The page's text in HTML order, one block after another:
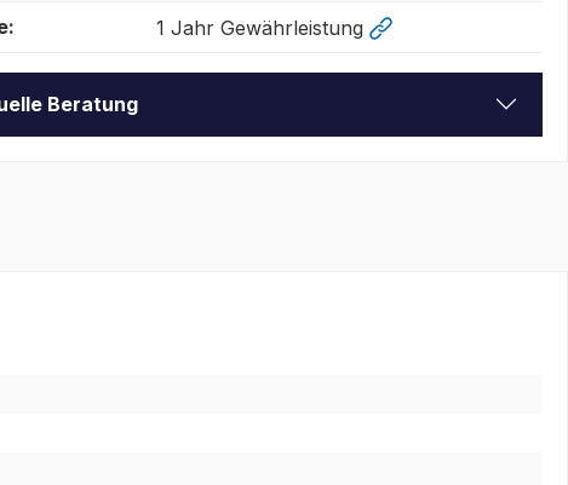
1 Jahr Gewährleistung
Beratung